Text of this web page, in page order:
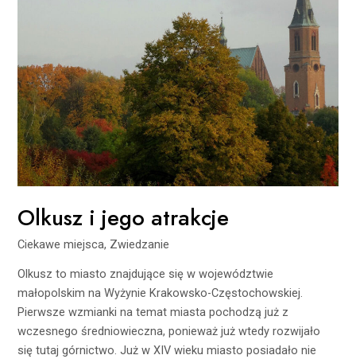
Olkusz i jego atrakcje
Ciekawe miejsca, Zwiedzanie
Olkusz to miasto znajdujące się w województwie
małopolskim na Wyżynie Krakowsko-Częstochowskiej.
Pierwsze wzmianki na temat miasta pochodzą już z
wczesnego średniowieczna, ponieważ już wtedy rozwijało
się tutaj górnictwo. Już w XIV wieku miasto posiadało nie